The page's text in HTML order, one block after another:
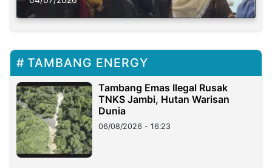
TAMBANG ENERGY
Tambang Emas Ilegal Rusak
TNKS Jambi, Hutan Warisan
Dunia
06/08/2026 - 16:23